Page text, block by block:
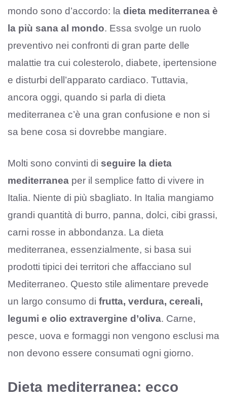
mondo sono d’accordo: la dieta mediterranea è
la più sana al mondo. Essa svolge un ruolo
preventivo nei confronti di gran parte delle
malattie tra cui colesterolo, diabete, ipertensione
e disturbi dell’apparato cardiaco. Tuttavia,
ancora oggi, quando si parla di dieta
mediterranea c’è una gran confusione e non si
sa bene cosa si dovrebbe mangiare.
Molti sono convinti di seguire la dieta
mediterranea per il semplice fatto di vivere in
Italia. Niente di più sbagliato. In Italia mangiamo
grandi quantità di burro, panna, dolci, cibi grassi,
carni rosse in abbondanza. La dieta
mediterranea, essenzialmente, si basa sui
prodotti tipici dei territori che affacciano sul
Mediterraneo. Questo stile alimentare prevede
un largo consumo di frutta, verdura, cereali,
legumi e olio extravergine d’oliva. Carne,
pesce, uova e formaggi non vengono esclusi ma
non devono essere consumati ogni giorno.
Dieta mediterranea: ecco